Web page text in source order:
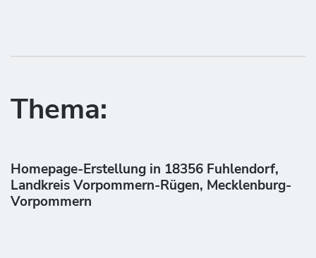
Thema:
Homepage-Erstellung in 18356 Fuhlendorf,
Landkreis Vorpommern-Rügen, Mecklenburg-
Vorpommern